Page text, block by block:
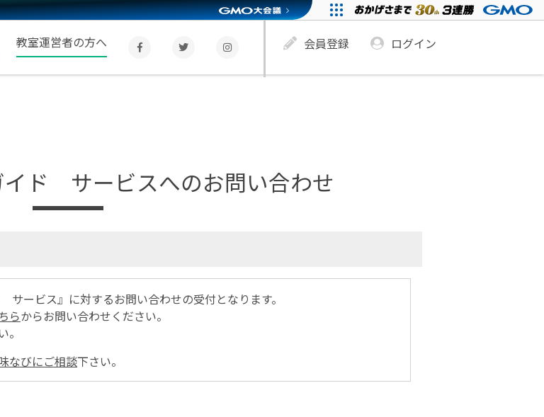
教室運営者の方へ 会員登録 ログイン
イド サービスへのお問い合わせ
ービス』に対するお問い合わせの受付となります。
らからお問い合わせください。
なびにご相談下さい。